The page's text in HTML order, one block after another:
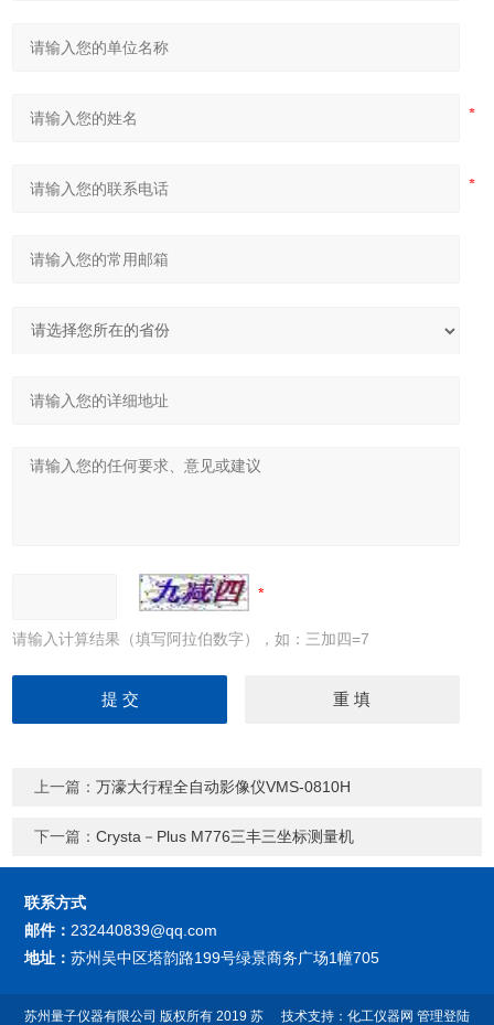
请输入计算结果（填写阿拉伯数字），如：三加四=7
上一篇：万濠大行程全自动影像仪VMS-0810H
下一篇：Crysta－Plus M776三丰三坐标测量机
联系方式
邮件： 232440839@qq.com
地址：苏州吴中区塔韵路199号绿景商务广场1幢705
技术支持： 化工仪器网 管理登陆
苏州量子仪器有限公司 版权所有 2019苏